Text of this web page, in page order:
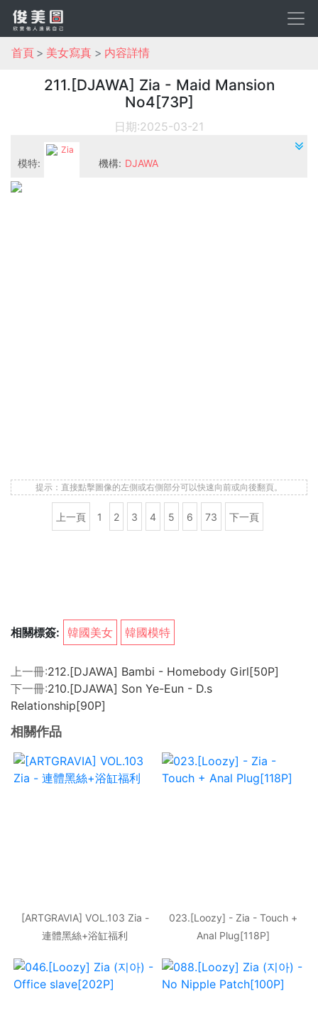
首頁 美女寫真 内容詳情
211.[DJAWA] Zia - Maid Mansion
No4[73P]
日期:2025-03-21
模特: 機構: DJAWA
提示：直接點擊圖像的左側或右側部分可以快速向前或向後翻頁。
上一頁 1 2 3 4 5 6 73 下一頁
相關標簽: 韓國美女 韓國模特
上一冊:212.[DJAWA] Bambi - Homebody Girl[50P]
下一冊:210.[DJAWA] Son Ye-Eun - D.s
Relationship[90P]
相關作品
[ARTGRAVIA] VOL.103 Zia -
連體黑絲+浴缸福利
023.[Loozy] - Zia - Touch +
Anal Plug[118P]